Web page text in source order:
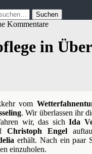
Kommentare
in
vom
. Wir überlassen ihr
wir, das sichIda
Christoph Engel
erhält. Nach ein paar
einzuholen.